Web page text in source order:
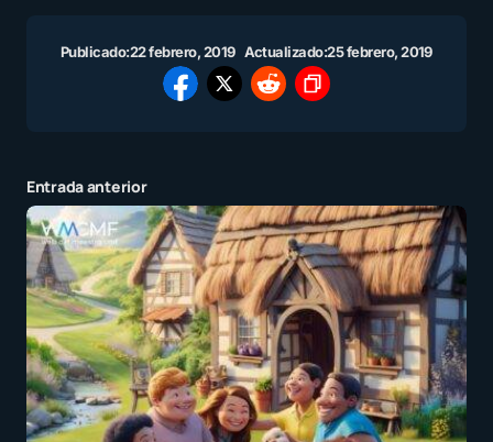
Publicado:22 febrero, 2019 Actualizado:25 febrero, 2019
Entrada anterior